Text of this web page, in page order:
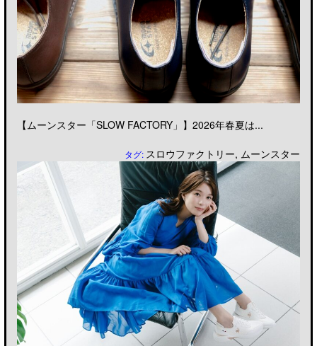
【ムーンスター「SLOW FACTORY」】2026年春夏は...
タグ: スロウファクトリー, ムーンスター